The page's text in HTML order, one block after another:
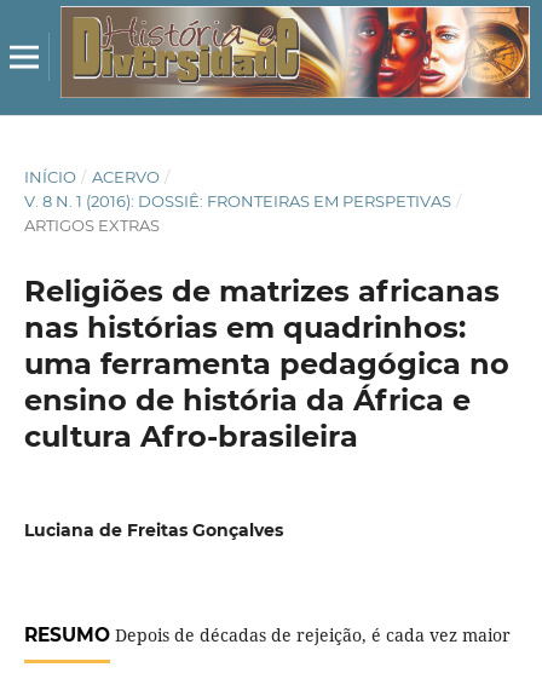
INÍCIO / ACERVO /
V. 8 N. 1 (2016): DOSSIÊ: FRONTEIRAS EM PERSPETIVAS /
ARTIGOS EXTRAS
Religiões de matrizes africanas
nas histórias em quadrinhos:
uma ferramenta pedagógica no
ensino de história da África e
cultura Afro-brasileira
Luciana de Freitas Gonçalves
RESUMODepois de décadas de rejeição, é cada vez maior